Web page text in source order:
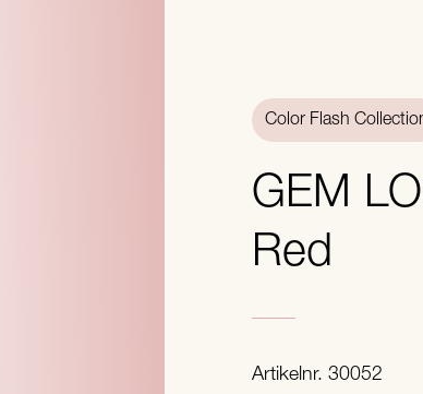
Color Flash
GEM
Red
Artikelnr. 30052